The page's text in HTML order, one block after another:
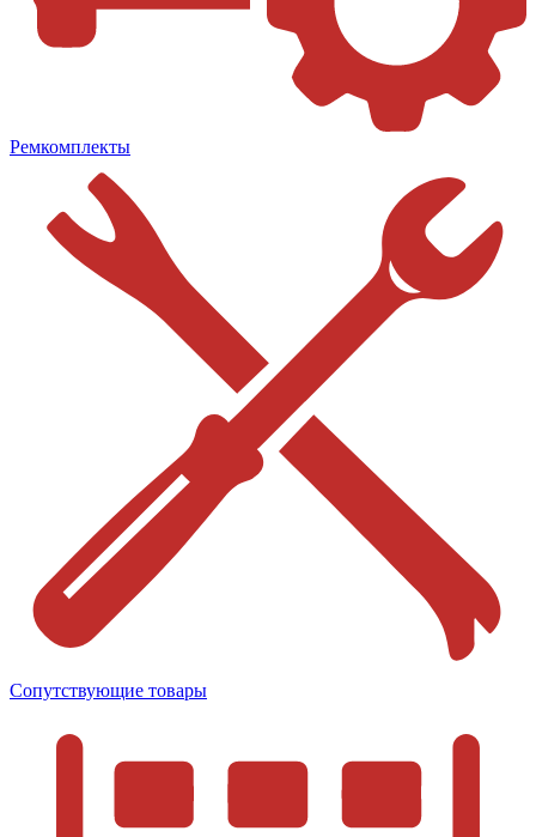
Ремкомплекты
Сопутствующие товары